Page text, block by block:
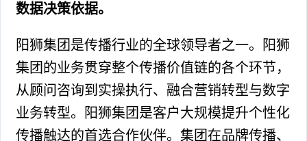
数据决策依据。
阳狮集团是传播行业的全球领导者之一。阳狮
集团的业务贯穿整个传播价值链的各个环节，
从顾问咨询到实操执行、融合营销转型与数字
业务转型。阳狮集团是客户大规模提升个性化
传播触达的首选合作伙伴。集团在品牌传播、